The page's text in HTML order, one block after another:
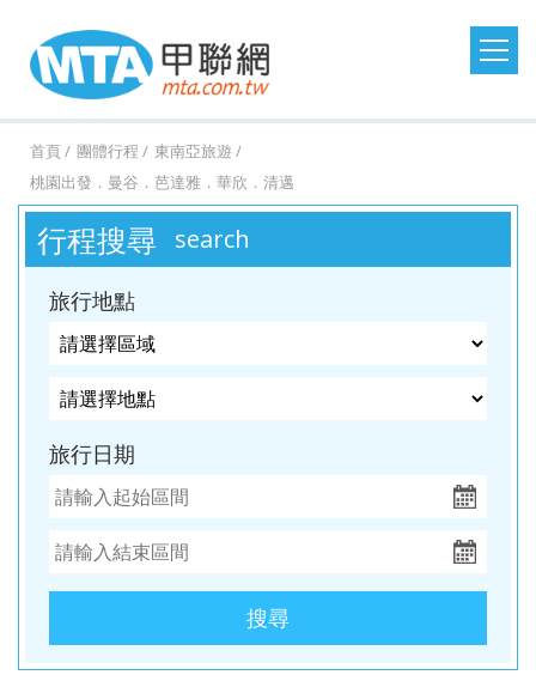
日本旅遊
桃園
出
發．
機加
酒．
六人
小團
桃園
神．
立山
黑
機加
酒
桃園
桃園
發．
桃園
發．
台中
出
發．
台中
發．
台中
發．
韓國旅遊
桃園
出
發．
桃園
桃園
出
濟州
出
台中
出
發．
溝．
稻城
亞丁
台中
界．
桂
林．
台中
桃園
發．
桃園
發．
桃園
出
發．
桃園
發．
桃園
發．
台中
出
發．
港．
富國
島．
北越
桃園
港．
富國
島．
桃園
清邁
桃園
出
長灘
桃園
出
薄荷
出
發．
峴
澳洲紐西蘭
澳
洲．
墨爾
紐西
【知南
【知南
【知南
【知南
【知南
歐洲美洲
美
國．
加拿
墨西
哥．
秘魯
德
荷
蘭．
比利
國．
英國
西班
波
愛沙
郵輪假期
MSC
郵輪
探索
探索星
探索星
玩家】
地中海
2026
文明與
台灣旅遊
澎湖
旅遊
金門
馬祖
戰地三
去馬祖
金門】
山后民
金】金
金】金
首頁 團體行程
東南亞旅遊
桃園出發．曼谷．芭達雅．華欣．清邁
行程搜尋 search
旅行地點
旅行日期